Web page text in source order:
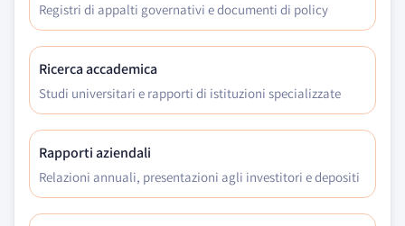
Registri di appalti governativi e documenti di policy
Ricerca accademica
Studi universitari e rapporti di istituzioni specializzate
Rapporti aziendali
Relazioni annuali, presentazioni agli investitori e depositi